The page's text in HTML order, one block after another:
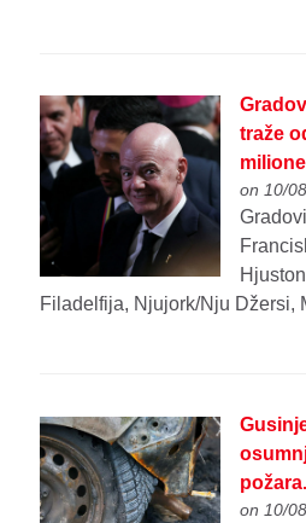
traže
on 10/
Filadelfija, Njujork/Nju Džersi,
on 10/